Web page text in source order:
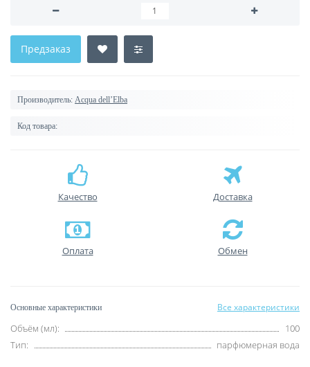
Предзаказ
Производитель: Acqua dell’Elba
Код товара:
Качество Доставка
Оплата Обмен
Основные характеристики Все характеристики
Объём (мл):
100
Тип:
парфюмерная вода